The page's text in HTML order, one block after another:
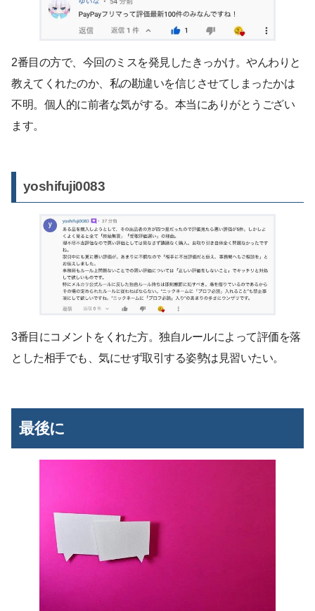
2番目の方で、今回のミスを発見したきっかけ。やんわりと
教えてくれたのか、私の勘違いを信じさせてしまったかは
不明。個人的に前者な気がする。本当にありがとうござい
ます。
yoshifuji0083
3番目にコメントをくれた方。独自ルールによって評価を落
とした相手でも、気にせず取引する姿勢は見習いたい。
最後に